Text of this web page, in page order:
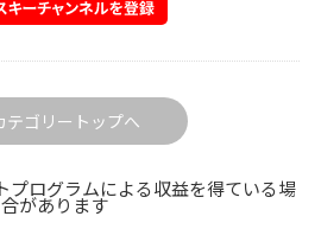
テゴリートップへ
プログラムによる収益を得ている場
合があります